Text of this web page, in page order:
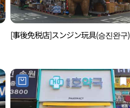
[事後免税店]スンジン玩具(승진완구)